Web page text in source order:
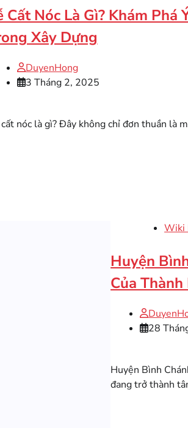
Cất Nóc Là Gì? Khám
Xây Dựng
DuyenHong
3 Tháng 2, 2025
nóc là gì? Đây không chỉ đơn thuần là
Wiki
Huyện
Của
28
Huyện Bình
đang trở thành